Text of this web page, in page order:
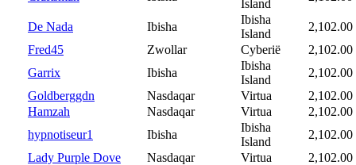
Island
De Nada Ibisha
Ibisha
Island
2,102.00
Fred45
Zwollar Cyberië
2,102.00
Garrix
Ibisha
Ibisha
Island
2,102.00
Goldberggdn
Nasdaqar Virtua
2,102.00
Hamzah
Nasdaqar Virtua
2,102.00
hypnotiseur1
Ibisha
Ibisha
Island
2,102.00
Lady Purple Dove
Nasdaqar Virtua
2,102.00